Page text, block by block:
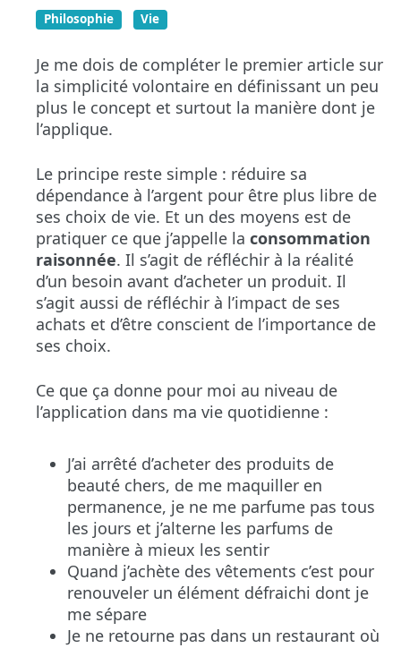
Philosophie Vie
Je me dois de compléter le premier article sur
la simplicité volontaire en définissant un peu
plus le concept et surtout la manière dont je
l’applique.
Le principe reste simple : réduire sa
dépendance à l’argent pour être plus libre de
ses choix de vie. Et un des moyens est de
pratiquer ce que j’appelle la consommation
raisonnée. Il s’agit de réfléchir à la réalité
d’un besoin avant d’acheter un produit. Il
s’agit aussi de réfléchir à l’impact de ses
achats et d’être conscient de l’importance de
ses choix.
Ce que ça donne pour moi au niveau de
l’application dans ma vie quotidienne :
J’ai arrêté d’acheter des produits de
beauté chers, de me maquiller en
permanence, je ne me parfume pas tous
les jours et j’alterne les parfums de
manière à mieux les sentir
Quand j’achète des vêtements c’est pour
renouveler un élément défraichi dont je
me sépare
Je ne retourne pas dans un restaurant où